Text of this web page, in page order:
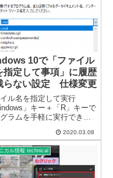
要件を満たして...
10で「ファイル
指定して事項」に履歴
らない設定 仕様変更
ル名を指定して実行
」キー＋「R」キーで
ラムを手軽に実行できま
した履歴が表示されます。
履歴を表示しない設定が以
ありましたが、仕様が変
なり設定が分かりづらくな
います...
2020.03.08
カル情報 technical